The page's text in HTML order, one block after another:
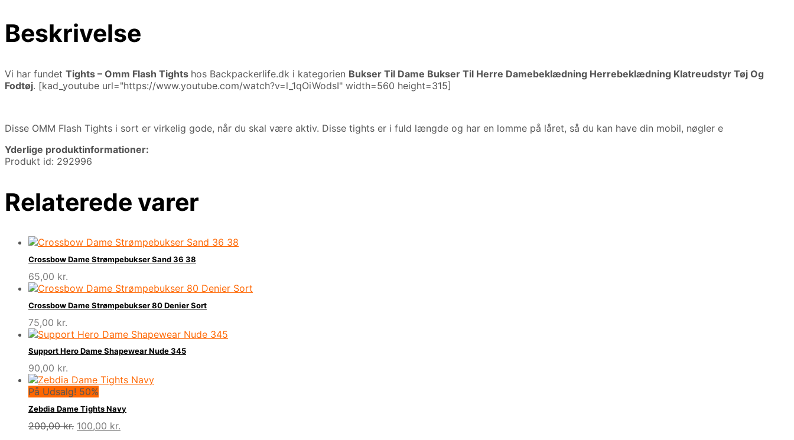
Beskrivelse
Vi har fundet Tights – Omm Flash Tights hos Backpackerlife.dk i kategorien Bukser Til Dame Bukser Til Herre Damebeklædning Herrebeklædning Klatreudstyr Tøj Og
Fodtøj. [kad_youtube url="https://www.youtube.com/watch?v=l_1qOiWodsI" width=560 height=315]
Disse OMM Flash Tights i sort er virkelig gode, når du skal være aktiv. Disse tights er i fuld længde og har en lomme på låret, så du kan have din mobil, nøgler e
Yderlige produktinformationer:
Produkt id: 292996
Relaterede varer
Crossbow Dame Strømpebukser Sand 36 38
65,00 kr.
Crossbow Dame Strømpebukser 80 Denier Sort
75,00 kr.
Support Hero Dame Shapewear Nude 345
90,00 kr.
På Udsalg! 50%
Zebdia Dame Tights Navy
200,00kr. Den
100,00 kr.